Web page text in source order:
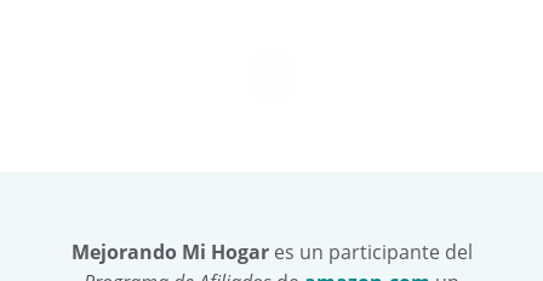
Mejorando Mi Hogares un participante del